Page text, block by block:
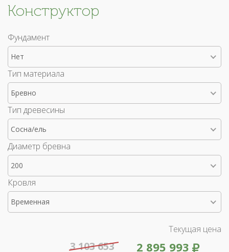
Конструктор
Фундамент
Нет
Тип материала
Бревно
Тип древесины
Сосна/ель
Диаметр бревна
200
Кровля
Временная
Текущая цена
2 895 993
3 103 653